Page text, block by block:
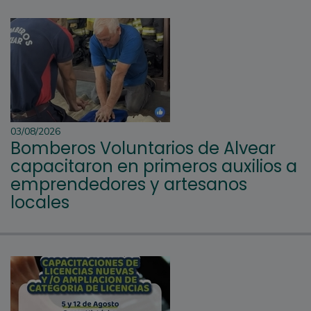
03/08/2026
Bomberos Voluntarios de Alvear
capacitaron en primeros auxilios a
emprendedores y artesanos
locales